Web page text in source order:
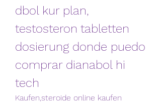
dbol kur plan,
testosteron tabletten
dosierung donde puedo
comprar dianabol hi
tech
Kaufen,steroide online kaufen